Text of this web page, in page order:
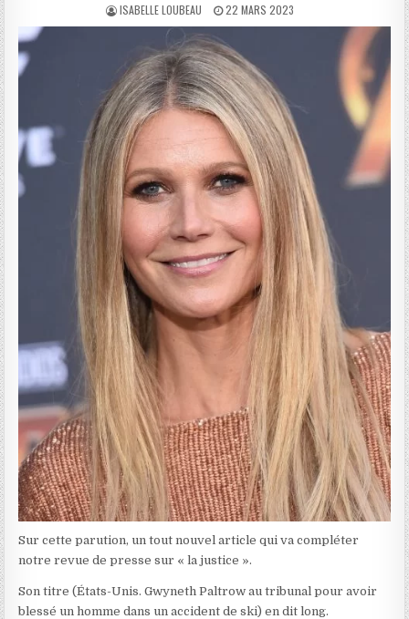
AUTHOR:
ISABELLE LOUBEAU
PUBLISHED
DATE:
22 MARS 2023
Sur cette parution, un tout nouvel article qui va compléter
notre revue de presse sur « la justice ».
Son titre (États-Unis. Gwyneth Paltrow au tribunal pour avoir
blessé un homme dans un accident de ski) en dit long.